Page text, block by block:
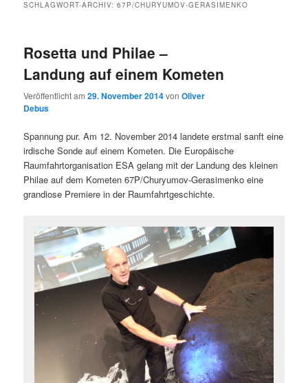
SCHLAGWORT-ARCHIV:67P/CHURYUMOV-GERASIMENKO
Rosetta und Philae –
Landung auf einem Kometen
Veröffentlicht am29. November 2014vonOliver
Debus
Spannung pur. Am 12. November 2014 landete erstmal sanft eine
irdische Sonde auf einem Kometen. Die Europäische
Raumfahrtorganisation ESA gelang mit der Landung des kleinen
Philae auf dem Kometen 67P/Churyumov-Gerasimenko eine
grandiose Premiere in der Raumfahrtgeschichte.